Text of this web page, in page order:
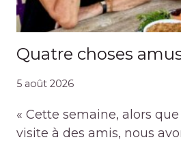
Quatre choses
5 août 2026
« Cette semaine, alors
visite à des amis, nous